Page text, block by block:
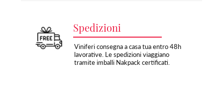
Spedizioni
Viniferi consegna a casa tua entro 48h
lavorative. Le spedizioni viaggiano
tramite imballi Nakpack certificati.